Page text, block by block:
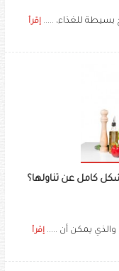
للغذاء، ..... إقرأ
كامل عن تناولها؟
والذي يمكن أن ..... إقرأ